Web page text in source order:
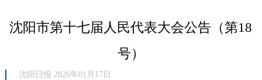
沈阳市第十七届人民代表大会公告（第18
号）
沈阳日报 2026年01月17日